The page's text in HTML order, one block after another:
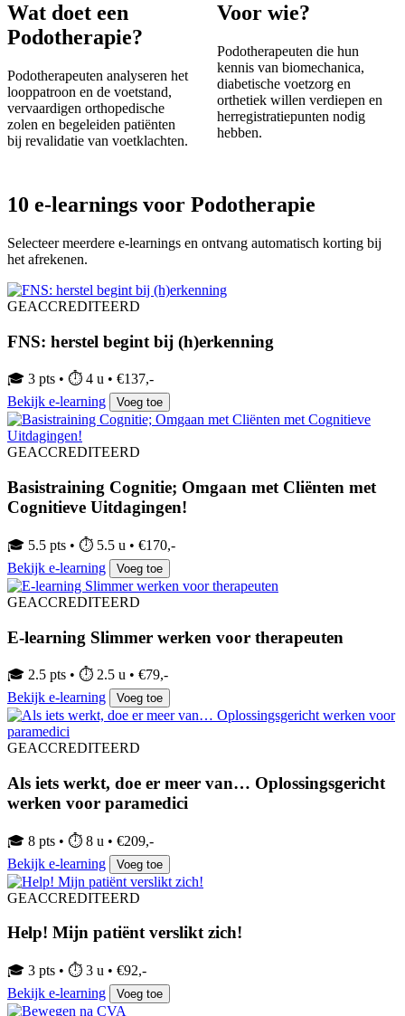
Wat doet een
Podotherapie?
Podotherapeuten analyseren het
looppatroon en de voetstand,
vervaardigen orthopedische
zolen en begeleiden patiënten
bij revalidatie van voetklachten.
Voor wie?
Podotherapeuten die hun
kennis van biomechanica,
diabetische voetzorg en
orthetiek willen verdiepen en
herregistratiepunten nodig
hebben.
10 e-learnings voor Podotherapie
Selecteer meerdere e-learnings en ontvang automatisch korting bij
het afrekenen.
GEACCREDITEERD
FNS: herstel begint bij (h)erkenning
🎓 3 pts • ⏱ 4 u • €137,-
Bekijk e-learning
Voeg toe
GEACCREDITEERD
Basistraining Cognitie; Omgaan met Cliënten met
Cognitieve Uitdagingen!
🎓 5.5 pts • ⏱ 5.5 u • €170,-
Bekijk e-learning
Voeg toe
GEACCREDITEERD
E-learning Slimmer werken voor therapeuten
🎓 2.5 pts • ⏱ 2.5 u • €79,-
Bekijk e-learning
Voeg toe
GEACCREDITEERD
Als iets werkt, doe er meer van… Oplossingsgericht
werken voor paramedici
🎓 8 pts • ⏱ 8 u • €209,-
Bekijk e-learning
Voeg toe
GEACCREDITEERD
Help! Mijn patiënt verslikt zich!
🎓 3 pts • ⏱ 3 u • €92,-
Bekijk e-learning
Voeg toe